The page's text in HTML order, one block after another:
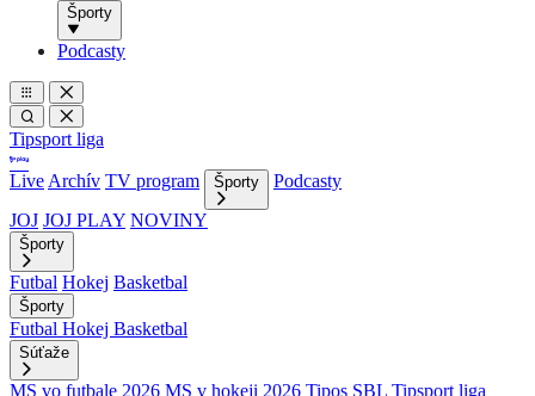
Športy
Podcasty
Tipsport liga
Live Archív TV program Športy
Podcasty
JOJ JOJ PLAY NOVINY
Športy
Futbal Hokej Basketbal
Športy
Futbal Hokej Basketbal
Súťaže
MS vo futbale 2026 MS v hokeji 2026 Tipos SBL Tipsport liga